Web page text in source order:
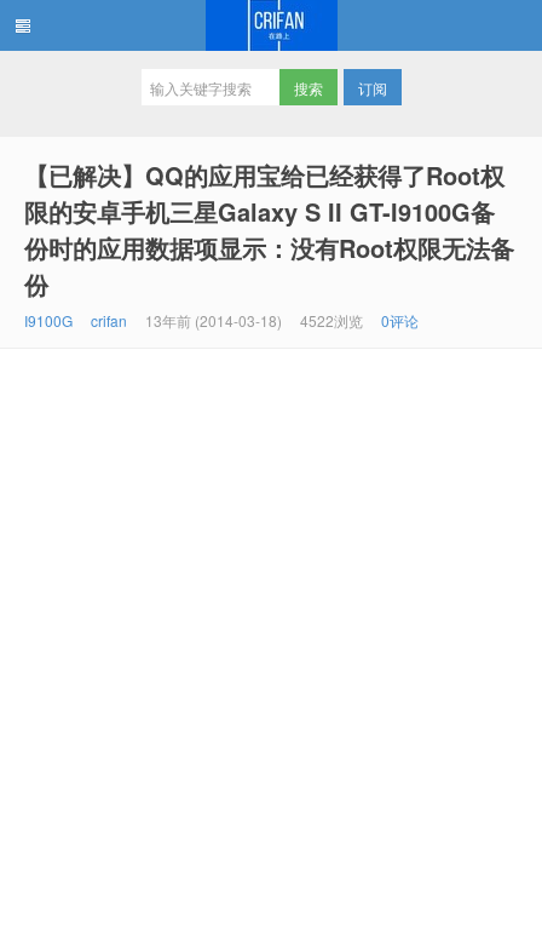
订阅
【已解决】QQ的应用宝给已经获得了Root权
限的安卓手机三星Galaxy S II GT-I9100G备
份时的应用数据项显示：没有Root权限无法备
份
I9100G crifan 13年前 (2014-03-18) 4522浏览 0评论